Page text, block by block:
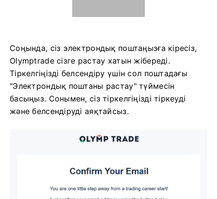
Соңында, сіз электрондық поштаңызға кіресіз,
Olymptrade сізге растау хатын жібереді.
Тіркелгіңізді белсендіру үшін сол поштадағы
басыңыз. Сонымен, сіз тіркелгіңізді тіркеуді